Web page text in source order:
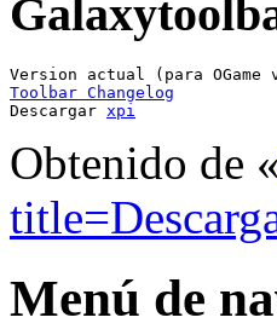
Toolbar Changelog
Descargar xpi
Obtenido de «
Menú de